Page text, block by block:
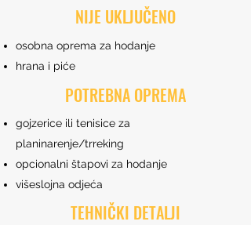
NIJE UKLJUČENO
osobna oprema za hodanje
hrana i piće
POTREBNA OPREMA
gojzerice ili tenisice za
planinarenje/trreking
opcionalni štapovi za hodanje
višeslojna odjeća
TEHNIČKI DETALJI